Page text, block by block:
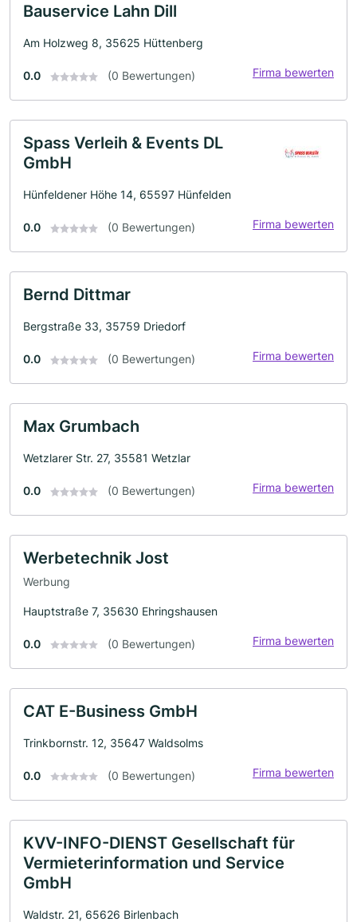
Bauservice Lahn Dill
Am Holzweg 8, 35625 Hüttenberg
0.0 (0 Bewertungen) Firma bewerten
Spass Verleih & Events DL
GmbH
Hünfeldener Höhe 14, 65597 Hünfelden
0.0 (0 Bewertungen) Firma bewerten
Bernd Dittmar
Bergstraße 33, 35759 Driedorf
0.0 (0 Bewertungen) Firma bewerten
Max Grumbach
Wetzlarer Str. 27, 35581 Wetzlar
0.0 (0 Bewertungen) Firma bewerten
Werbetechnik Jost
Werbung
Hauptstraße 7, 35630 Ehringshausen
0.0 (0 Bewertungen) Firma bewerten
CAT E-Business GmbH
Trinkbornstr. 12, 35647 Waldsolms
0.0 (0 Bewertungen) Firma bewerten
KVV-INFO-DIENST Gesellschaft für
Vermieterinformation und Service
GmbH
Waldstr. 21, 65626 Birlenbach